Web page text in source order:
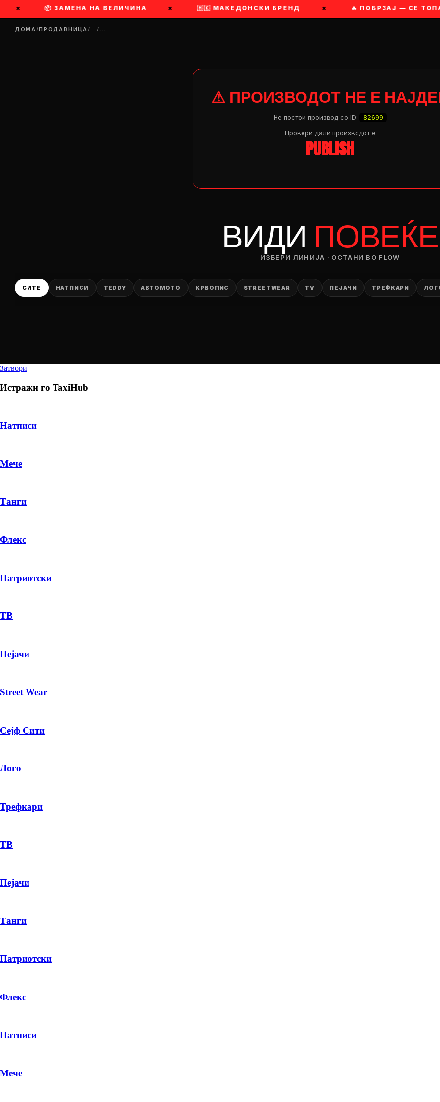
📦 ЗАМЕНА НА ВЕЛИЧИНА 🇲🇰 МАКЕДОНСКИ БРЕНД 🔥 ПОБРЗАЈ — СЕ
ДОМА/ПРОДАВНИЦА/…/…
⚠ ПРОИЗВОДОТ НЕ Е
Не постои производ со ID: 82699
Провери дали производот e
PUBLISH
.
ВИДИ ПОВЕЌЕ
ИЗБЕРИ ЛИНИЈА · ОСТАНИ ВО FLOW
СИТЕ НАТПИСИ TEDDY АВТОМОТО КРВОПИС STREETWEAR TV ПЕЈАЧИ ТРЕФКАРИ
Затвори
Истражи го TaxiHub
Натписи
Мече
Танги
Флекс
Патриотски
ТВ
Пејачи
Street Wear
Сејф Сити
Лого
Трефкари
ТВ
Пејачи
Танги
Патриотски
Флекс
Натписи
Мече